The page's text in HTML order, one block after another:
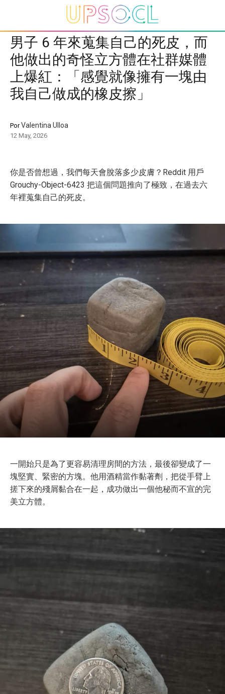
男子 6 年來蒐集自己的死皮，而
他做出的奇怪立方體在社群媒體
上爆紅：「感覺就像擁有一塊由
我自己做成的橡皮擦」
PorValentina Ulloa
12 May, 2026
你是否曾想過，我們每天會脫落多少皮膚？Reddit 用戶
Grouchy-Object-6423 把這個問題推向了極致，在過去六
年裡蒐集自己的死皮。
一開始只是為了更容易清理房間的方法，最後卻變成了一
塊堅實、緊密的方塊。他用酒精當作黏著劑，把從手臂上
搓下來的殘屑黏合在一起，成功做出一個他秘而不宣的完
美立方體。